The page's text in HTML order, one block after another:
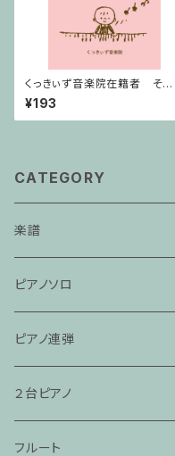
くっきぃず音楽院在籍者 その
他のご利用支払用商品 ５せん
ノート
¥193
CATEGORY
楽譜
ピアノソロ
ピアノ連弾
２台ピアノ
フルート